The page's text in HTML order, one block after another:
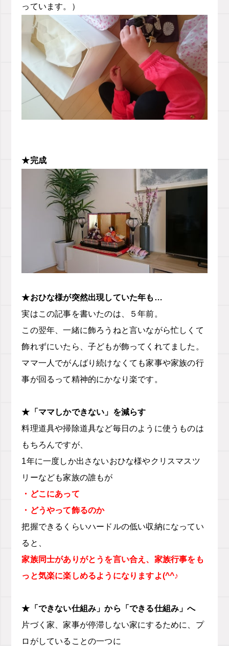
っています。）
★完成
★おひな様が突然出現していた年も…
実はこの記事を書いたのは、５年前。
この翌年、一緒に飾ろうねと言いながら忙しくて
飾れずにいたら、子どもが飾ってくれてました。
ママ一人でがんばり続けなくても家事や家族の行
事が回るって精神的にかなり楽です。
★「ママしかできない」を減らす
料理道具や掃除道具など毎日のように使うものは
もちろんですが、
1年に一度しか出さないおひな様やクリスマスツ
リーなども家族の誰もが
・どこにあって
・どうやって飾るのか
把握できるくらいハードルの低い収納になってい
ると、
家族同士がありがとうを言い合え、家族行事をも
っと気楽に楽しめるようになりますよ(^^♪
★「できない仕組み」から「できる仕組み」へ
片づく家、家事が停滞しない家にするために、プ
ロがしていることの一つに